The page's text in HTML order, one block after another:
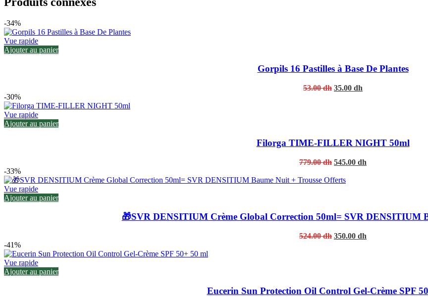
-34%
Vue rapide
Ajouter au panier
Gorpils 16 Pastilles à Base De Plantes
53.00dh Original
35.00 dh
-30%
Vue rapide
Ajouter au panier
Filorga TIME-FILLER NIGHT 50ml
779.00dh Original
was:
545.00 dh
-33%
Vue rapide
Ajouter au panier
🎁SVR DENSITIUM Crème Global Correction 50ml= SVR DENSITIUM
524.00dh Original
350.00 dh
-41%
Vue rapide
Ajouter au panier
Eucerin Sun Protection Oil Control Gel-Crème SPF